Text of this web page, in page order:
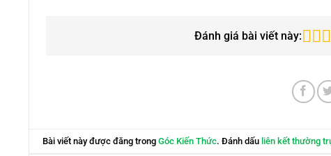
Đánh giá bài viết này:
Bài viết này được đăng trongGóc Kiến Thức. Đánh dấuliên kết thường